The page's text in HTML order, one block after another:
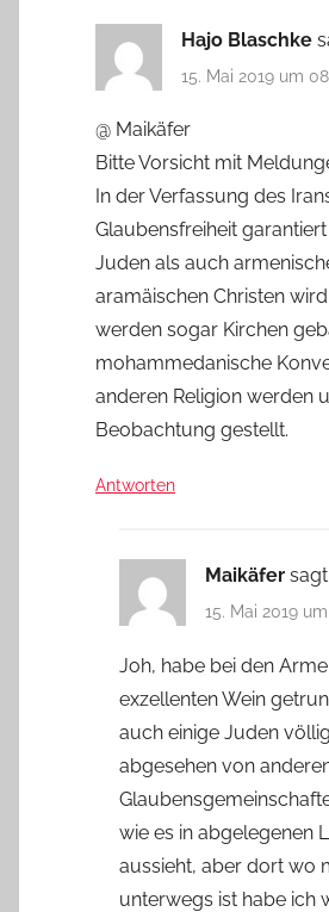
Hajo Blaschke
15. Mai 2019 um
@ Maikäfer
Bitte Vorsicht mit
In der Verfassung des
Glaubensfreiheit
Juden als auch
aramäischen Christen
werden sogar Kirchen
mohammedanische
anderen Religion werden
Beobachtung gestellt.
Antworten
Maikäfer sagt:
15. Mai 2019
Joh, habe bei den
exzellenten Wein
auch einige Juden
abgesehen von
wie es in abgelegenen
aussieht, aber dort wo
unterwegs ist habe ich